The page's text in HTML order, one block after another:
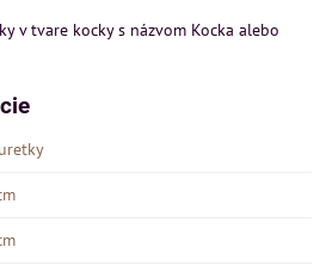
v tvare kocky s názvom Kocka alebo